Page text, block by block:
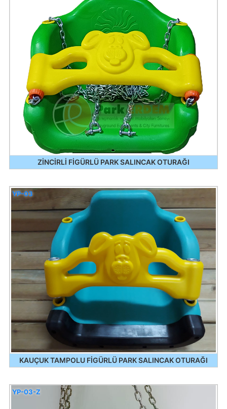
ZİNCİRLİ FİGÜRLÜ PARK SALINCAK OTURAĞI
KAUÇUK TAMPOLU FİGÜRLÜ PARK SALINCAK OTURAĞI
YP-03
YP-03-Z